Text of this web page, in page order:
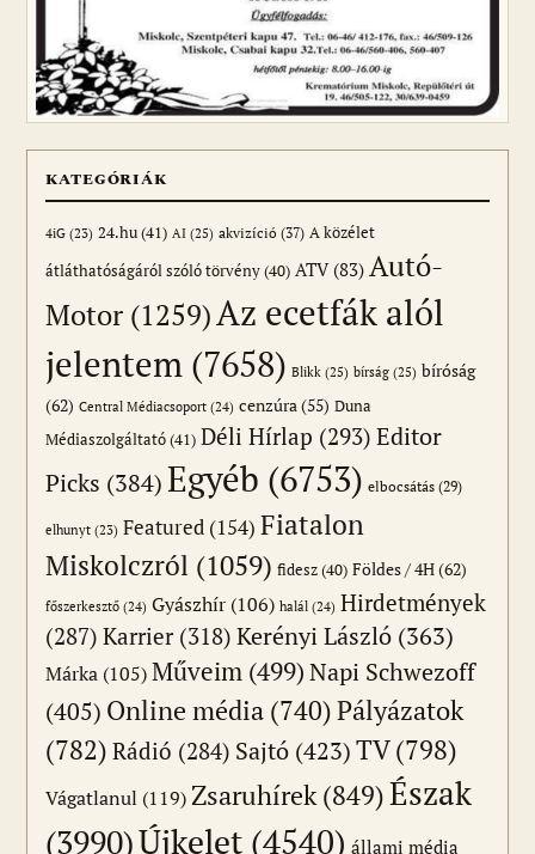
KATEGÓRIÁK
4iG (23) 24.hu(41) AI (25) akvizíció (37) A közélet
átláthatóságáról szóló törvény(40) ATV(83) Autó-
Motor (1259)Az ecetfák alól
jelentem (7658) Blikk (25) bírság (25) bíróság
(62) Central Médiacsoport (24) cenzúra(55) Duna
Médiaszolgáltató(41) Déli Hírlap (293) Editor
Picks (384)Egyéb (6753) elbocsátás (29)
elhunyt (23) Featured (154) Fiatalon
Miskolczról (1059) fidesz(40) Földes / 4H(62)
főszerkesztő (24) Gyászhír (106) halál (24) Hirdetmények
(287) Karrier(318) Kerényi László (363)
Márka (105) Műveim (499)Napi Schwezoff
(405) Online média (740)Pályázatok
(782) Rádió (284) Sajtó (423)TV(798)
Vágatlanul (119) Zsaruhírek (849)Észak
(3990)Újkelet (4540) állami média